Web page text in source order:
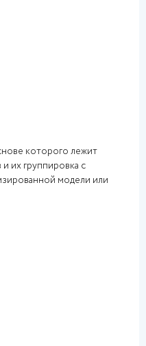
которого лежит
их группировка с
модели или